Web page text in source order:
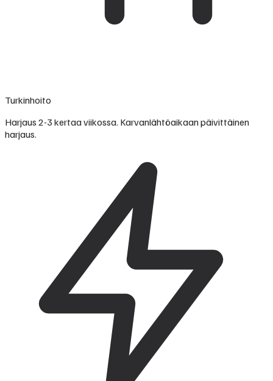
Turkinhoito
Harjaus 2-3 kertaa viikossa. Karvanlähtöaikaan päivittäinen
harjaus.